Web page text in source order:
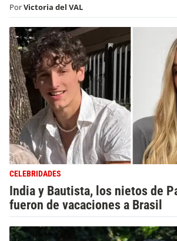
PorVictoria del VAL
CELEBRIDADES
India y Bautista, los nietos de
fueron de vacaciones a Brasil